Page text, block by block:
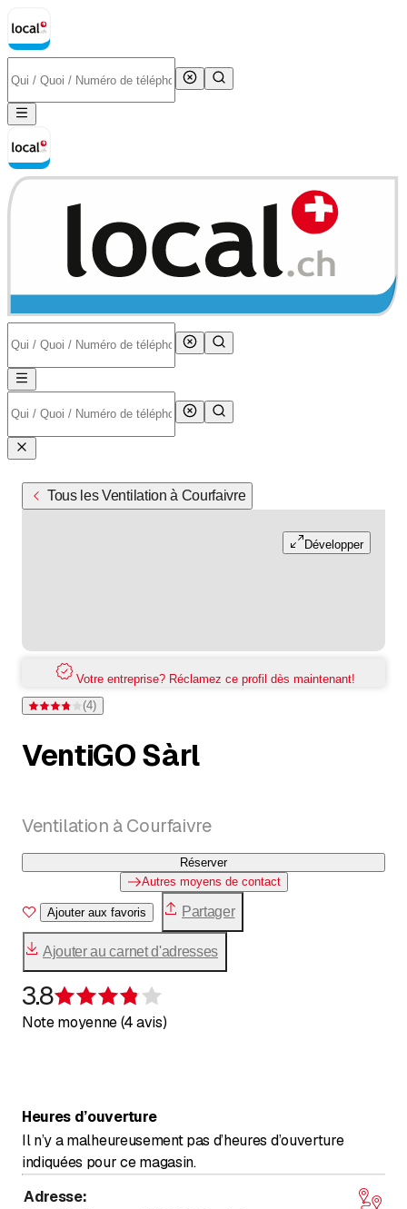
Tous les Ventilation à Courfaivre
Développer
Votre entreprise? Réclamez ce profil dès maintenant!
Note 3,8 sur 5 étoiles pour 4 évaluations
(4)
VentiGO Sàrl
Ventilation à Courfaivre
Réserver
Autres moyens de contact
Ajouter aux favoris Partager
Ajouter au carnet d'adresses
3.8
Note moyenne (4 avis)
Heures d’ouverture
Il n’y a malheureusement pas d’heures d’ouverture
indiquées pour ce magasin.
Adresse: